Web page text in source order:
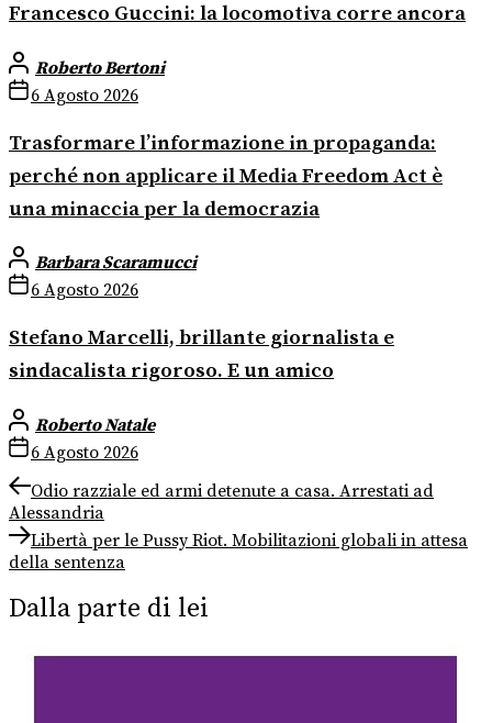
Francesco Guccini: la locomotiva corre ancora
Roberto Bertoni
6 Agosto 2026
Trasformare l’informazione in propaganda:
perché non applicare il Media Freedom Act è
una minaccia per la democrazia
Barbara Scaramucci
6 Agosto 2026
Stefano Marcelli, brillante giornalista e
sindacalista rigoroso. E un amico
Roberto Natale
6 Agosto 2026
Navigazione
articoli
Previous
post:
Odio razziale ed armi detenute a casa. Arrestati ad
Alessandria
Next
post:
Libertà per le Pussy Riot. Mobilitazioni globali in attesa
della sentenza
Dalla parte di lei